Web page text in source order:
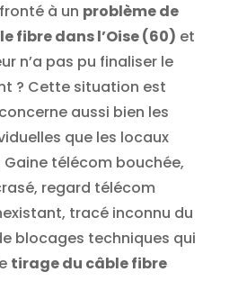
à un problème de
fibre dans l’Oise (60) et
n’a pas pu finaliser le
? Cette situation est
aussi bien les
que les locaux
télécom bouchée,
regard télécom
tracé inconnu du
blocages techniques qui
tirage du câble fibre